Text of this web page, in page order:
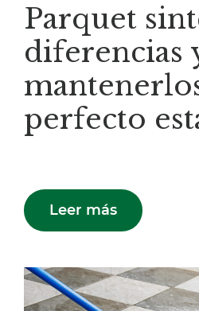
Parquet
diferencias
perfecto
Leer más